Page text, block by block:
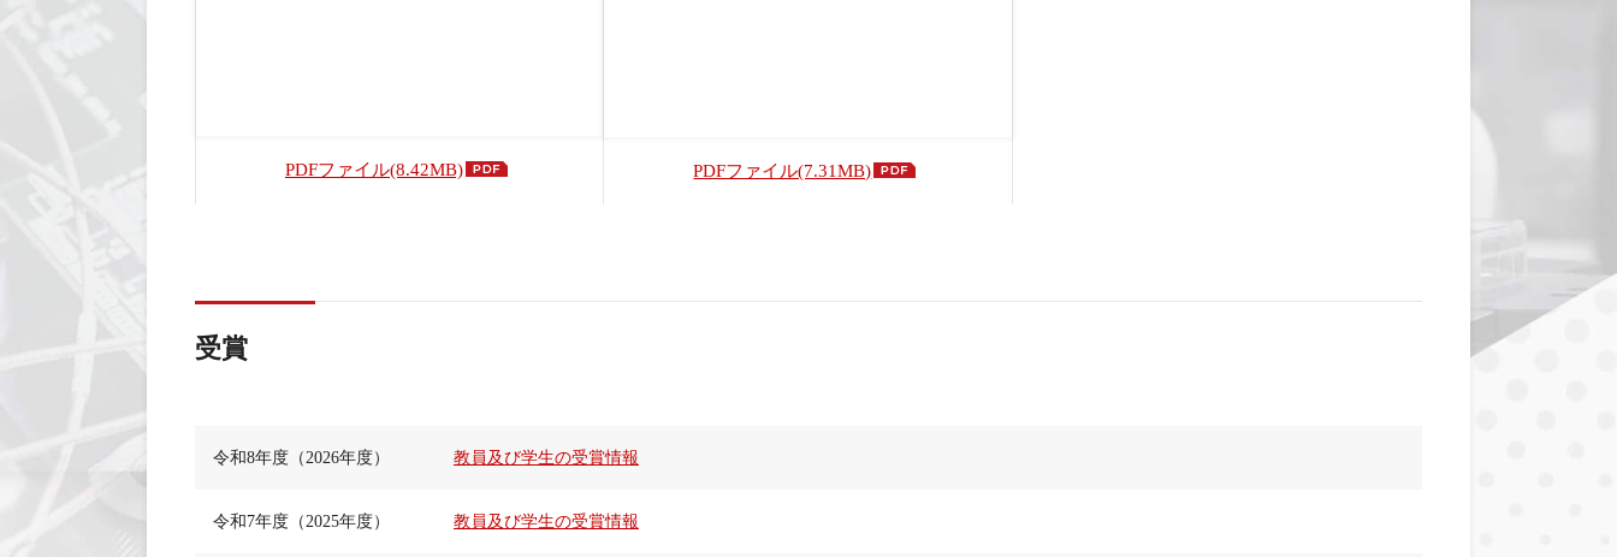
PDFファイル(8.42MB) PDFファイル(7.31MB)
受賞
令和8年度（2026年度） 教員及び学生の受賞情報
令和7年度（2025年度） 教員及び学生の受賞情報